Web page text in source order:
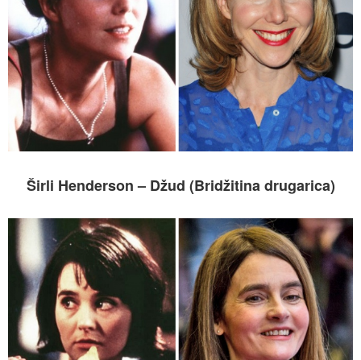
Širli Henderson – Džud (Bridžitina drugarica)